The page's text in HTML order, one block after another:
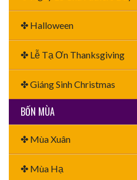
✤ Halloween
✤ Lễ Tạ Ơn Thanksgiving
✤ Giáng Sinh Christmas
BỐN MÙA
✤ Mùa Xuân
✤ Mùa Hạ